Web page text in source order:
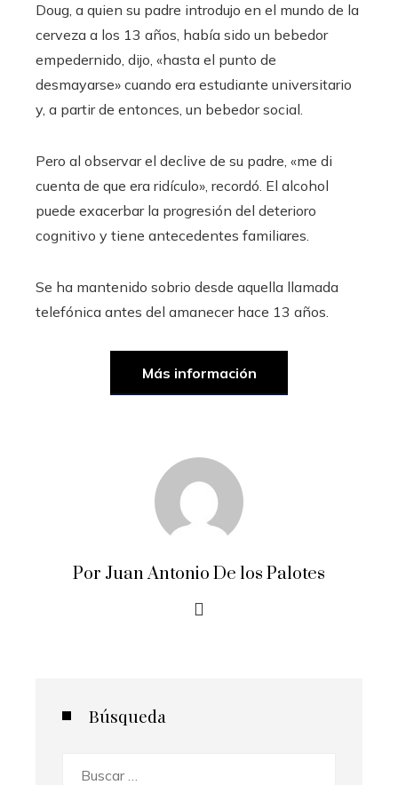
Doug, a quien su padre introdujo en el mundo de la
cerveza a los 13 años, había sido un bebedor
empedernido, dijo, «hasta el punto de
desmayarse» cuando era estudiante universitario
y, a partir de entonces, un bebedor social.
Pero al observar el declive de su padre, «me di
cuenta de que era ridículo», recordó. El alcohol
puede exacerbar la progresión del deterioro
cognitivo y tiene antecedentes familiares.
Se ha mantenido sobrio desde aquella llamada
telefónica antes del amanecer hace 13 años.
Más información
Por Juan Antonio De los Palotes
Búsqueda